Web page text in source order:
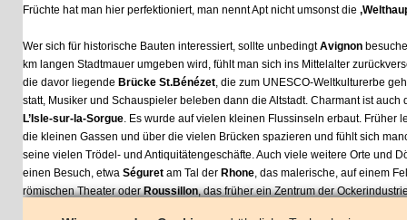
Früchte hat man hier perfektioniert, man nennt Apt nicht umsonst die
Wer sich für historische Bauten interessiert, sollte unbedingtAvignonbesuchen.
km langen Stadtmauer umgeben wird, fühlt man sich ins Mittelalter
die davor liegendeBrücke St.Bénézet, die zum UNESCO-Weltkulturerbe
statt, Musiker und Schauspieler beleben dann die Altstadt. Charmant ist auch
L’Isle-sur-la-Sorgue. Es wurde auf vielen kleinen Flussinseln erbaut. Früher
die kleinen Gassen und über die vielen Brücken spazieren und fühlt sich
seine vielen Trödel- und Antiquitätengeschäfte. Auch viele weitere Orte und
einen Besuch, etwaSéguretam Tal der Rhone, das malerische, auf einem
römischen Theater oderRoussillon, das früher ein Zentrum der Ockerindustrie